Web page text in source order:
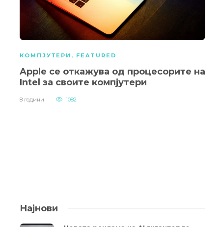
КОМПЈУТЕРИ , FEATURED
Apple се откажува од процесорите на
Intel за своите компјутери
8 години 1082
Најнови